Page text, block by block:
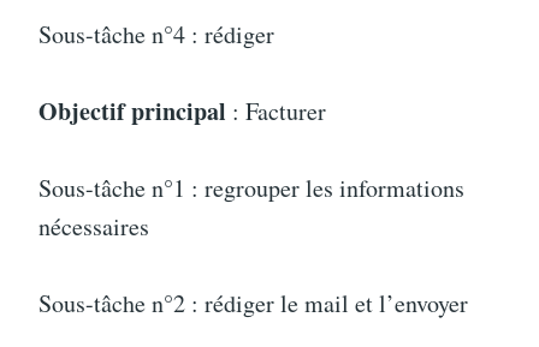
Sous-tâche n°4 : rédiger
Objectif principal : Facturer
Sous-tâche n°1 : regrouper les informations
nécessaires
Sous-tâche n°2 : rédiger le mail et l’envoyer